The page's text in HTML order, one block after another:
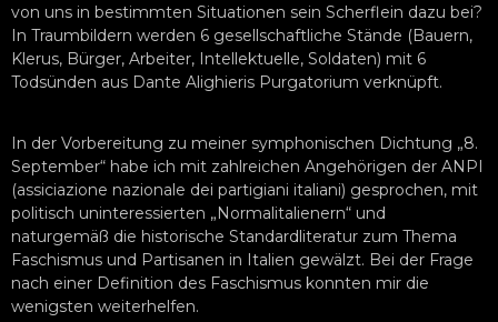
von uns in bestimmten Situationen sein Scherflein dazu bei?
In Traumbildern werden 6 gesellschaftliche Stände (Bauern,
Klerus, Bürger, Arbeiter, Intellektuelle, Soldaten) mit 6
Todsünden aus Dante Alighieris Purgatorium verknüpft.
In der Vorbereitung zu meiner symphonischen Dichtung „8.
September“ habe ich mit zahlreichen Angehörigen der ANPI
(assiciazione nazionale dei partigiani italiani) gesprochen, mit
politisch uninteressierten „Normalitalienern“ und
naturgemäß die historische Standardliteratur zum Thema
Faschismus und Partisanen in Italien gewälzt. Bei der Frage
nach einer Definition des Faschismus konnten mir die
wenigsten weiterhelfen.